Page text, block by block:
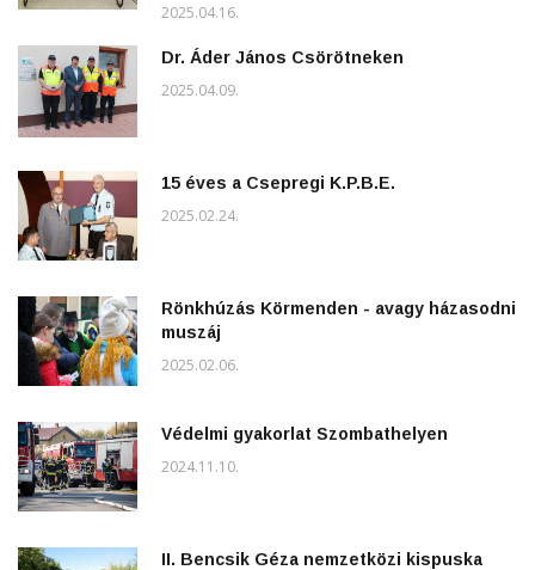
2025.04.16.
Dr. Áder János Csörötneken
2025.04.09.
15 éves a Csepregi K.P.B.E.
2025.02.24.
Rönkhúzás Körmenden - avagy házasodni
muszáj
2025.02.06.
Védelmi gyakorlat Szombathelyen
2024.11.10.
II. Bencsik Géza nemzetközi kispuska